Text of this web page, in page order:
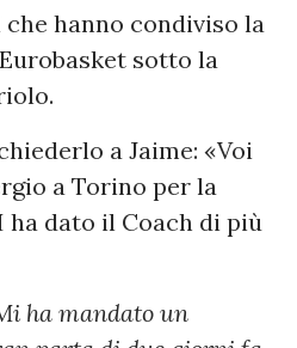
hanno condiviso la
sotto la
a Jaime: «Voi
a Torino per la
ha dato il Coach di più
ha mandato un